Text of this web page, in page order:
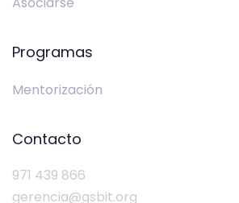
Programas
Mentorización
Contacto
971 439 866
gerencia@gsbit.org